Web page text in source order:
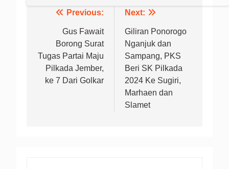
NavigasiPrevious:
Gus Fawait
Borong Surat
Tugas Partai Maju
Pilkada Jember,
ke 7 Dari Golkar
Next:
Giliran Ponorogo
Nganjuk dan
Sampang, PKS
Beri SK Pilkada
2024 Ke Sugiri,
Marhaen dan
Slamet